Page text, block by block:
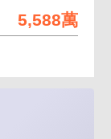
5,588萬